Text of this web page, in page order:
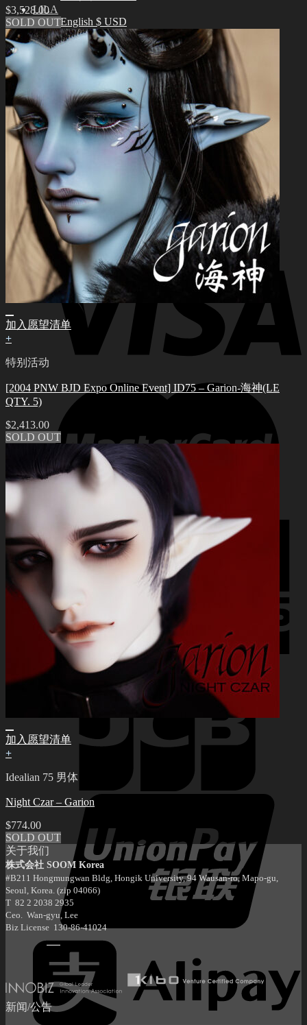
LILA
English $ USD
English € EUR
日本語 ￥ JPY
中文 $ USD
한국어 ￦ WON
Search
for:
0
No products in the cart.
0
Cart
No products in the cart.
$3,528.00
SOLD OUT
加入愿望清单
+
特别活动
[2004 PNW BJD Expo Online Event] ID75 – Garion-海神(LE
QTY. 5)
$2,413.00
SOLD OUT
加入愿望清单
+
Idealian 75 男体
Night Czar – Garion
$774.00
SOLD OUT
关于我们
株式会社 SOOM Korea
#B211 Hongmungwan Bldg, Hongik University, 94 Wausan-ro, Mapo-gu,
Seoul, Korea. (zip 04066)
T 82 2 2038 2935
Ceo. Wan-gyu, Lee
Biz License 130-86-41024
新闻/公告